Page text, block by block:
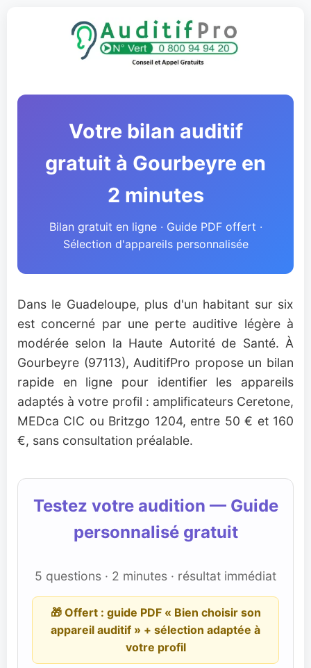
Votre bilan auditif
gratuit à Gourbeyre en
2 minutes
Bilan gratuit en ligne · Guide PDF offert ·
Sélection d'appareils personnalisée
Dans le Guadeloupe, plus d'un habitant sur six
est concerné par une perte auditive légère à
modérée selon la Haute Autorité de Santé. À
Gourbeyre (97113), AuditifPro propose un bilan
rapide en ligne pour identifier les appareils
adaptés à votre profil : amplificateurs Ceretone,
MEDca CIC ou Britzgo 1204, entre 50 € et 160
€, sans consultation préalable.
Testez votre audition — Guide
personnalisé gratuit
5 questions · 2 minutes · résultat immédiat
🎁 Offert : guide PDF « Bien choisir son
appareil auditif » + sélection adaptée à
votre profil